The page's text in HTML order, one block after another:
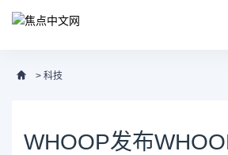
> 科技
WHOOP发布